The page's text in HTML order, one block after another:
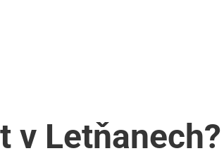
v Letňanech?